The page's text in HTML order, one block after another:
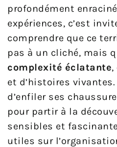
profondément
expériences, c’est
comprendre que ce
pas à un cliché, mais
complexité éclatante,
et d’histoires
d’enfiler ses
pour partir à la
sensibles et
utiles sur